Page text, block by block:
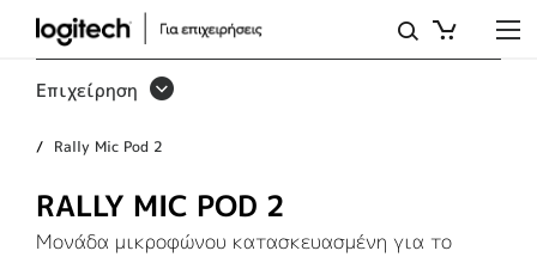
RALLY
MIC
POD
Επιχείρηση
Rally Mic Pod 2
RALLY MIC POD 2
Μονάδα μικροφώνου κατασκευασμένη για το